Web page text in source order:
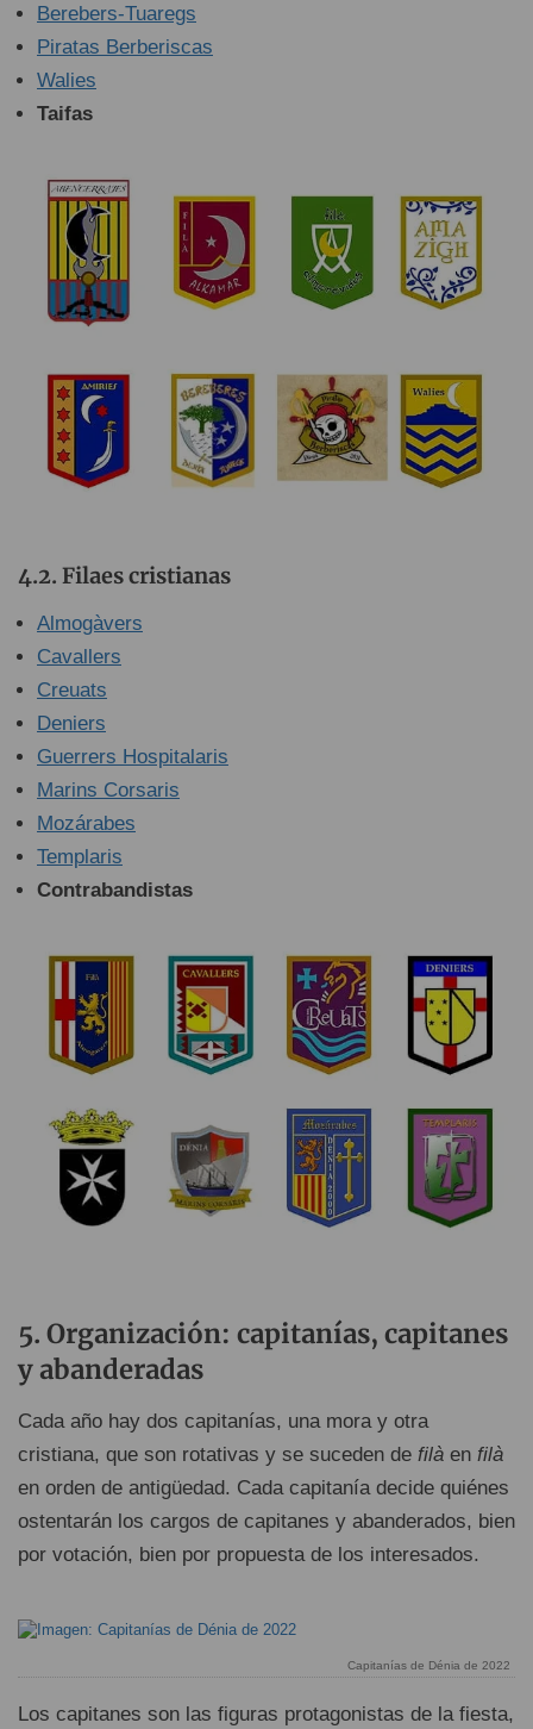
Berebers-Tuaregs
Piratas Berberiscas
Walies
Taifas
Filaes cristianas
Almogàvers
Cavallers
Creuats
Deniers
Guerrers Hospitalaris
Marins Corsaris
Mozárabes
Templaris
Contrabandistas
Organización: capitanías, capitanes
y abanderadas
Cada año hay dos capitanías, una mora y otra
cristiana, que son rotativas y se suceden de filà en filà
en orden de antigüedad. Cada capitanía decide quiénes
ostentarán los cargos de capitanes y abanderados, bien
por votación, bien por propuesta de los interesados.
Capitanías de Dénia de 2022
Los capitanes son las figuras protagonistas de la fiesta,